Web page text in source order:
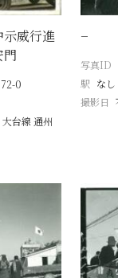
威行進
0
台線 通州
−
写真ID
駅 なし
撮影日